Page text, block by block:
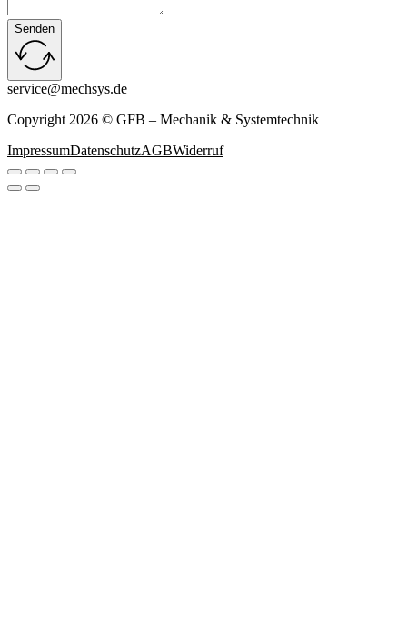
Senden
service@mechsys.de
Copyright 2026 © GFB – Mechanik & Systemtechnik
ImpressumDatenschutzAGBWiderruf